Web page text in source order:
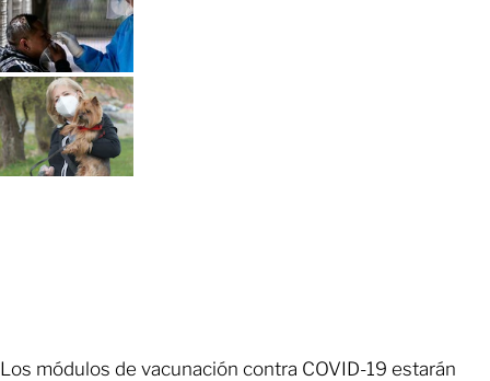
Los módulos de vacunación contra COVID-19 estarán